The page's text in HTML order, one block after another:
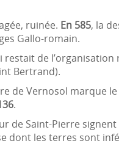
ruinée. En 585, la
Gallo-romain.
restait de
Bertrand).
de Vernosol marque
.
de Saint-Pierre
dont les terres sont